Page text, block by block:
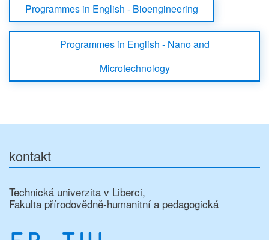
Programmes in English - Bioengineering
Programmes in English - Nano and
Microtechnology
kontakt
Technická univerzita v Liberci,
Fakulta přírodovědně-humanitní a pedagogická